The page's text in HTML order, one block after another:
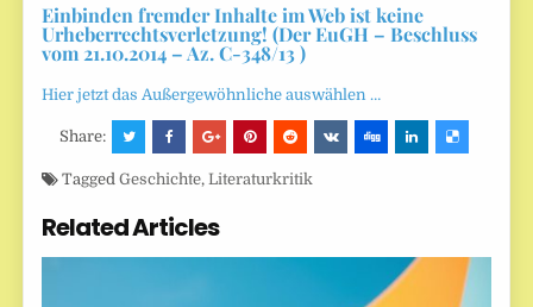
Einbinden fremder Inhalte im Web ist keine
Urheberrechtsverletzung! (Der EuGH – Beschluss
vom 21.10.2014 – Az. C-348/13 )
Hier jetzt das Außergewöhnliche auswählen …
Share:
TaggedGeschichte,Literaturkritik
Related Articles